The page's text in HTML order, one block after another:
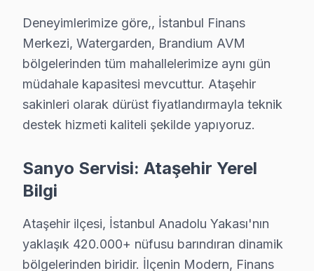
bu TV Yazılım ve Sistem Desteği: LED televizyon
» Ataşehir'e ve çevre mahallelere yerinde servis
Sanyo Servisi Garanti ve Sonrası Destek
Ataşehir Sanyo TV Servis Garanti Belgesi - 1 Yıl Parça
Ataşehir servisinde işçilik garantisi: Sanyo tamiri 6 ay
Sanyo parça garantisi: Ataşehir'de değiştirdiğimiz bu
Ataşehir servis sonrası erişim: "Sanyo TV'min sesi
Ataşehir'de Sanyo TV Servis Süreci
Deneyimlerimize göre,, İstanbul Finans
Merkezi, Watergarden, Brandium AVM
bölgelerinden tüm mahallelerimize aynı gün
müdahale kapasitesi mevcuttur. Ataşehir
sakinleri olarak dürüst fiyatlandırmayla teknik
destek hizmeti kaliteli şekilde yapıyoruz.
Sanyo Servisi: Ataşehir Yerel
Bilgi
Ataşehir ilçesi, İstanbul Anadolu Yakası'nın
yaklaşık 420.000+ nüfusu barındıran dinamik
bölgelerinden biridir. İlçenin Modern, Finans